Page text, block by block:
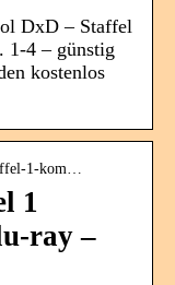
DxD – Staffel
1-4 – günstig
kostenlos
1-kom…
1
ray –